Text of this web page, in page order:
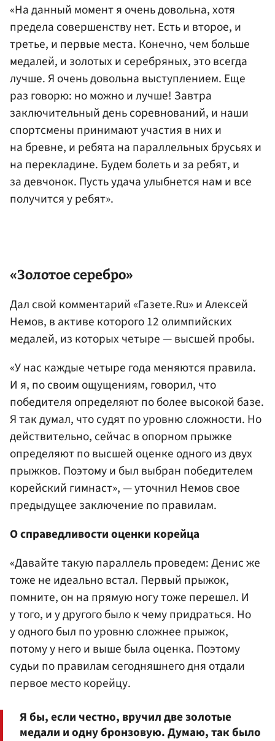
«На данный момент я очень довольна, хотя
предела совершенству нет. Есть и второе, и
третье, и первые места. Конечно, чем больше
медалей, и золотых и серебряных, это всегда
лучше. Я очень довольна выступлением. Еще
раз говорю: но можно и лучше! Завтра
заключительный день соревнований, и наши
спортсмены принимают участия в них и
на бревне, и ребята на параллельных брусьях и
на перекладине. Будем болеть и за ребят, и
за девчонок. Пусть удача улыбнется нам и все
получится у ребят».
«Золотое серебро»
Дал свой комментарий «Газете.Ru» и Алексей
Немов, в активе которого 12 олимпийских
медалей, из которых четыре — высшей пробы.
«У нас каждые четыре года меняются правила.
И я, по своим ощущениям, говорил, что
победителя определяют по более высокой базе.
Я так думал, что судят по уровню сложности. Но
действительно, сейчас в опорном прыжке
определяют по высшей оценке одного из двух
прыжков. Поэтому и был выбран победителем
корейский гимнаст», — уточнил Немов свое
предыдущее заключение по правилам.
О справедливости оценки корейца
«Давайте такую параллель проведем: Денис же
тоже не идеально встал. Первый прыжок,
помните, он на прямую ногу тоже перешел. И
у того, и у другого было к чему придраться. Но
у одного был по уровню сложнее прыжок,
потому у него и выше была оценка. Поэтому
судьи по правилам сегодняшнего дня отдали
первое место корейцу.
Я бы, если честно, вручил две золотые
медали и одну бронзовую. Думаю, так было